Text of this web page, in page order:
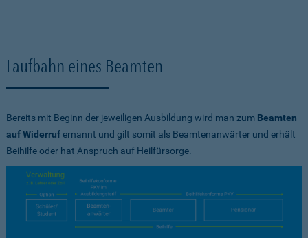
Laufbahn eines Beamten
Bereits mit Beginn der jeweiligen Ausbildung wird man zum Beamten
auf Widerrufernannt und gilt somit als Beamtenanwärter und erhält
Beihilfe oder hat Anspruch auf Heilfürsorge.